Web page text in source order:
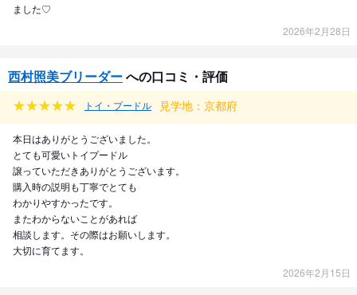
ました♡
2026年2月28日
西村照美ブリーダーへの口コミ・評価
トイ・プードル 見学地：京都府
本日はありがとうございました。
とても可愛いトイプードル
譲っていただきありがとうございます。
購入時の説明も丁寧でとても
わかりやすかったです。
またわからないことがあれば
相談します。その際はお願いします。
大切に育てます。
2026年2月15日